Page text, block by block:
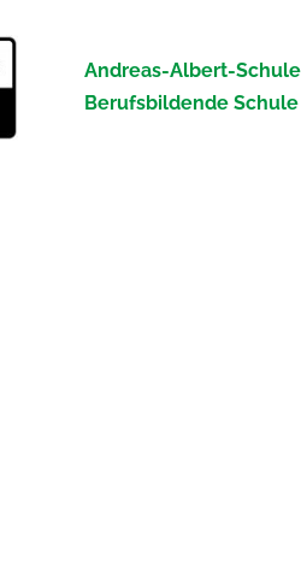
Andreas-Albert-Schule
Berufsbildende